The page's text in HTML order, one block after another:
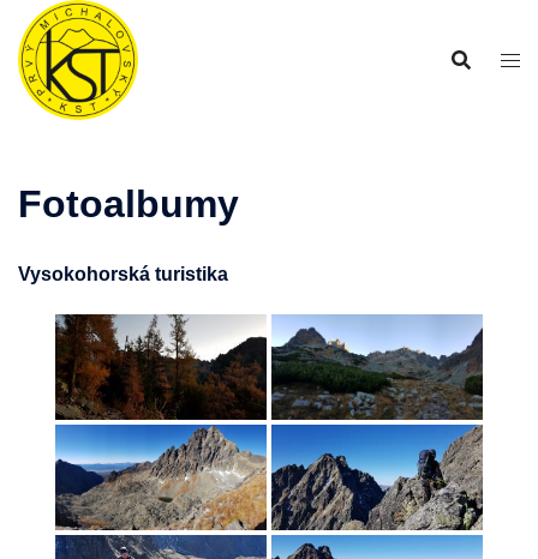
Preskočiť
obsah
Fotoalbumy
Vysokohorská turistika